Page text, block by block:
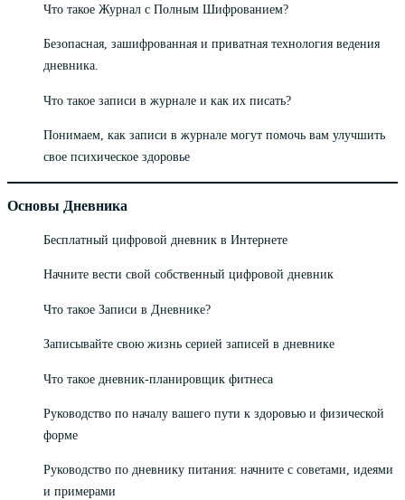
Что такое Журнал с Полным Шифрованием?
Безопасная, зашифрованная и приватная технология ведения
дневника.
Что такое записи в журнале и как их писать?
Понимаем, как записи в журнале могут помочь вам улучшить
свое психическое здоровье
Основы Дневника
Бесплатный цифровой дневник в Интернете
Начните вести свой собственный цифровой дневник
Что такое Записи в Дневнике?
Записывайте свою жизнь серией записей в дневнике
Что такое дневник-планировщик фитнеса
Руководство по началу вашего пути к здоровью и физической
форме
Руководство по дневнику питания: начните с советами, идеями
и примерами